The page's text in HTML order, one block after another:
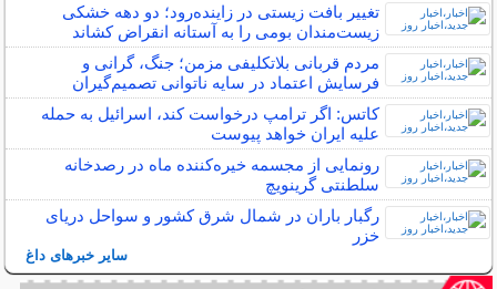
تغییر بافت زیستی در زاینده‌رود؛ دو دهه خشکی
زیست‌مندان بومی را به آستانه انقراض کشاند
مردم قربانی بلاتکلیفی مزمن؛ جنگ، گرانی و
فرسایش اعتماد در سایه ناتوانی تصمیم‌گیران
کاتس: اگر ترامپ درخواست کند، اسرائیل به حمله
علیه ایران خواهد پیوست
رونمایی از مجسمه خیره‌کننده ماه در رصدخانه
سلطنتی گرینویچ
رگبار باران در شمال شرق کشور و سواحل دریای
خزر
سایر خبرهای داغ